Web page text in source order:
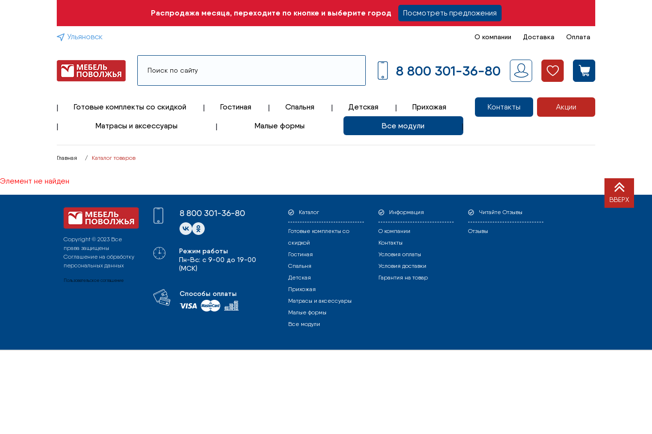
Распродажа месяца, переходите по кнопке и выберите город Посмотреть предложения
Ульяновск О компании Доставка Оплата
8 800 301-36-80
Готовые комплекты со скидкой Гостиная Спальня Детская Прихожая
Матрасы и аксессуары Малые формы Все модули
Контакты Акции
Главная Каталог товаров
Элемент не найден
Copyright © 2023 Все
права защищены
Соглашение на обработку
персональных данных
Пользовательское соглашение
8 800 301-36-80
Режим работы
Пн-Вс: с 9-00 до 19-00
(МСК)
Способы оплаты
Каталог
Готовые комплекты со
скидкой
Гостиная
Спальня
Детская
Прихожая
Матрасы и аксессуары
Малые формы
Все модули
Информация
О компании
Контакты
Условия оплаты
Условия доставки
Гарантия на товар
Читайте Отзывы
Отзывы
ВВЕРХ